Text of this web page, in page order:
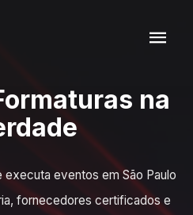
na
executa eventos em São Paulo
fornecedores certificados e